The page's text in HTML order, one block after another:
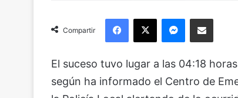
Compartir
Facebook
X Messenger
Compartir via Email
El suceso tuvo lugar a las 04:18
según ha informado el Centro de